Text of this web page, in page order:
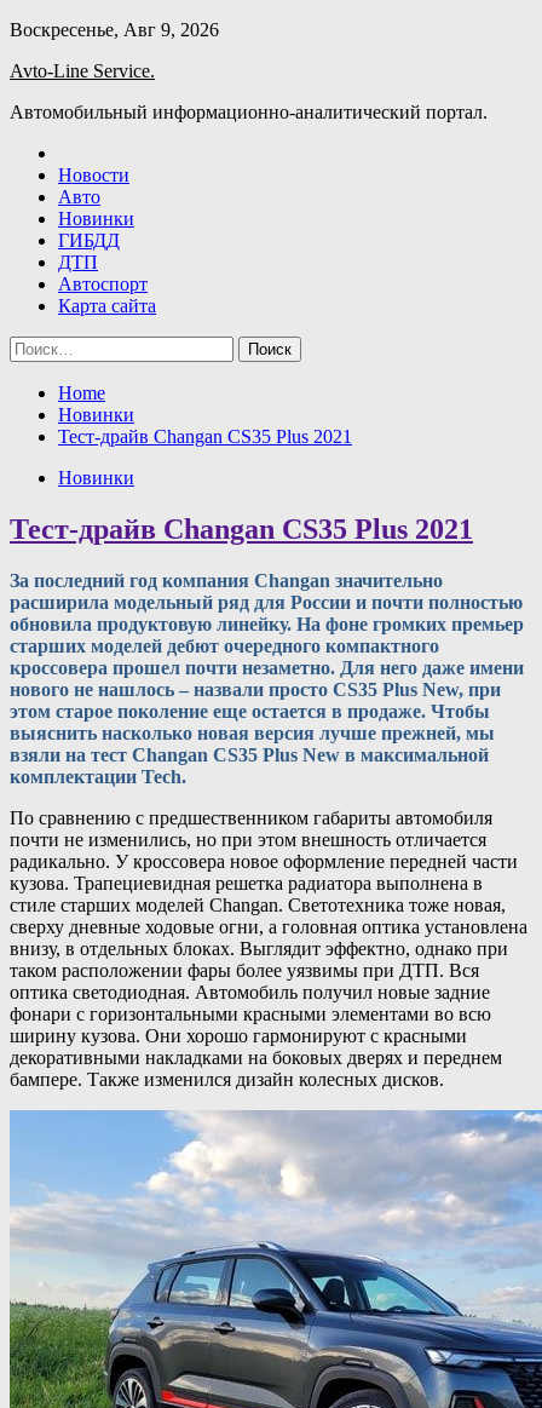
Skip
content
Воскресенье, Авг 9, 2026
Avto-Line Service.
Автомобильный информационно-аналитический портал.
Новости
Авто
Новинки
ГИБДД
ДТП
Автоспорт
Карта сайта
Найти:
Home
Новинки
Тест-драйв Changan CS35 Plus 2021
Новинки
Тест-драйв Changan CS35 Plus 2021
За последний год компания Changan значительно
расширила модельный ряд для России и почти полностью
обновила продуктовую линейку. На фоне громких премьер
старших моделей дебют очередного компактного
кроссовера прошел почти незаметно. Для него даже имени
нового не нашлось – назвали просто CS35 Plus New, при
этом старое поколение еще остается в продаже. Чтобы
выяснить насколько новая версия лучше прежней, мы
взяли на тест Changan CS35 Plus New в максимальной
комплектации Tech.
По сравнению с предшественником габариты автомобиля
почти не изменились, но при этом внешность отличается
радикально. У кроссовера новое оформление передней части
кузова. Трапециевидная решетка радиатора выполнена в
стиле старших моделей Changan. Светотехника тоже новая,
сверху дневные ходовые огни, а головная оптика установлена
внизу, в отдельных блоках. Выглядит эффектно, однако при
таком расположении фары более уязвимы при ДТП. Вся
оптика светодиодная. Автомобиль получил новые задние
фонари с горизонтальными красными элементами во всю
ширину кузова. Они хорошо гармонируют с красными
декоративными накладками на боковых дверях и переднем
бампере. Также изменился дизайн колесных дисков.